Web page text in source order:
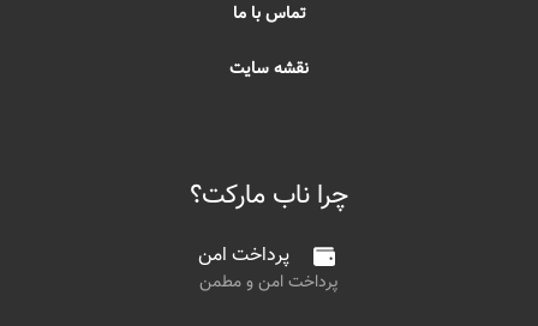
تماس با ما
نقشه سایت
چرا ناب مارکت؟
پرداخت امن
پرداخت امن و مطمن